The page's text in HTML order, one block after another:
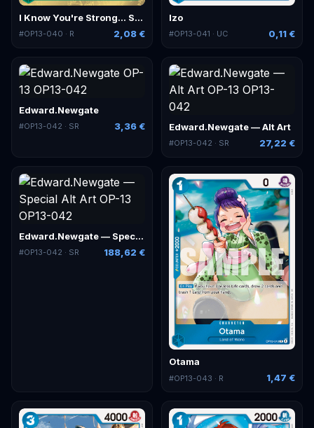
I Know You're Strong... So I'll Go All Out from the Very Start!!!
#OP13-040 · R 2,08 €
Izo
#OP13-041 · UC 0,11 €
Edward.Newgate
#OP13-042 · SR 3,36 € Edward.Newgate — Alt Art
#OP13-042 · SR 27,22 €
Edward.Newgate — Special Alt Art
#OP13-042 · SR 188,62 €
Otama
#OP13-043 · R 1,47 €